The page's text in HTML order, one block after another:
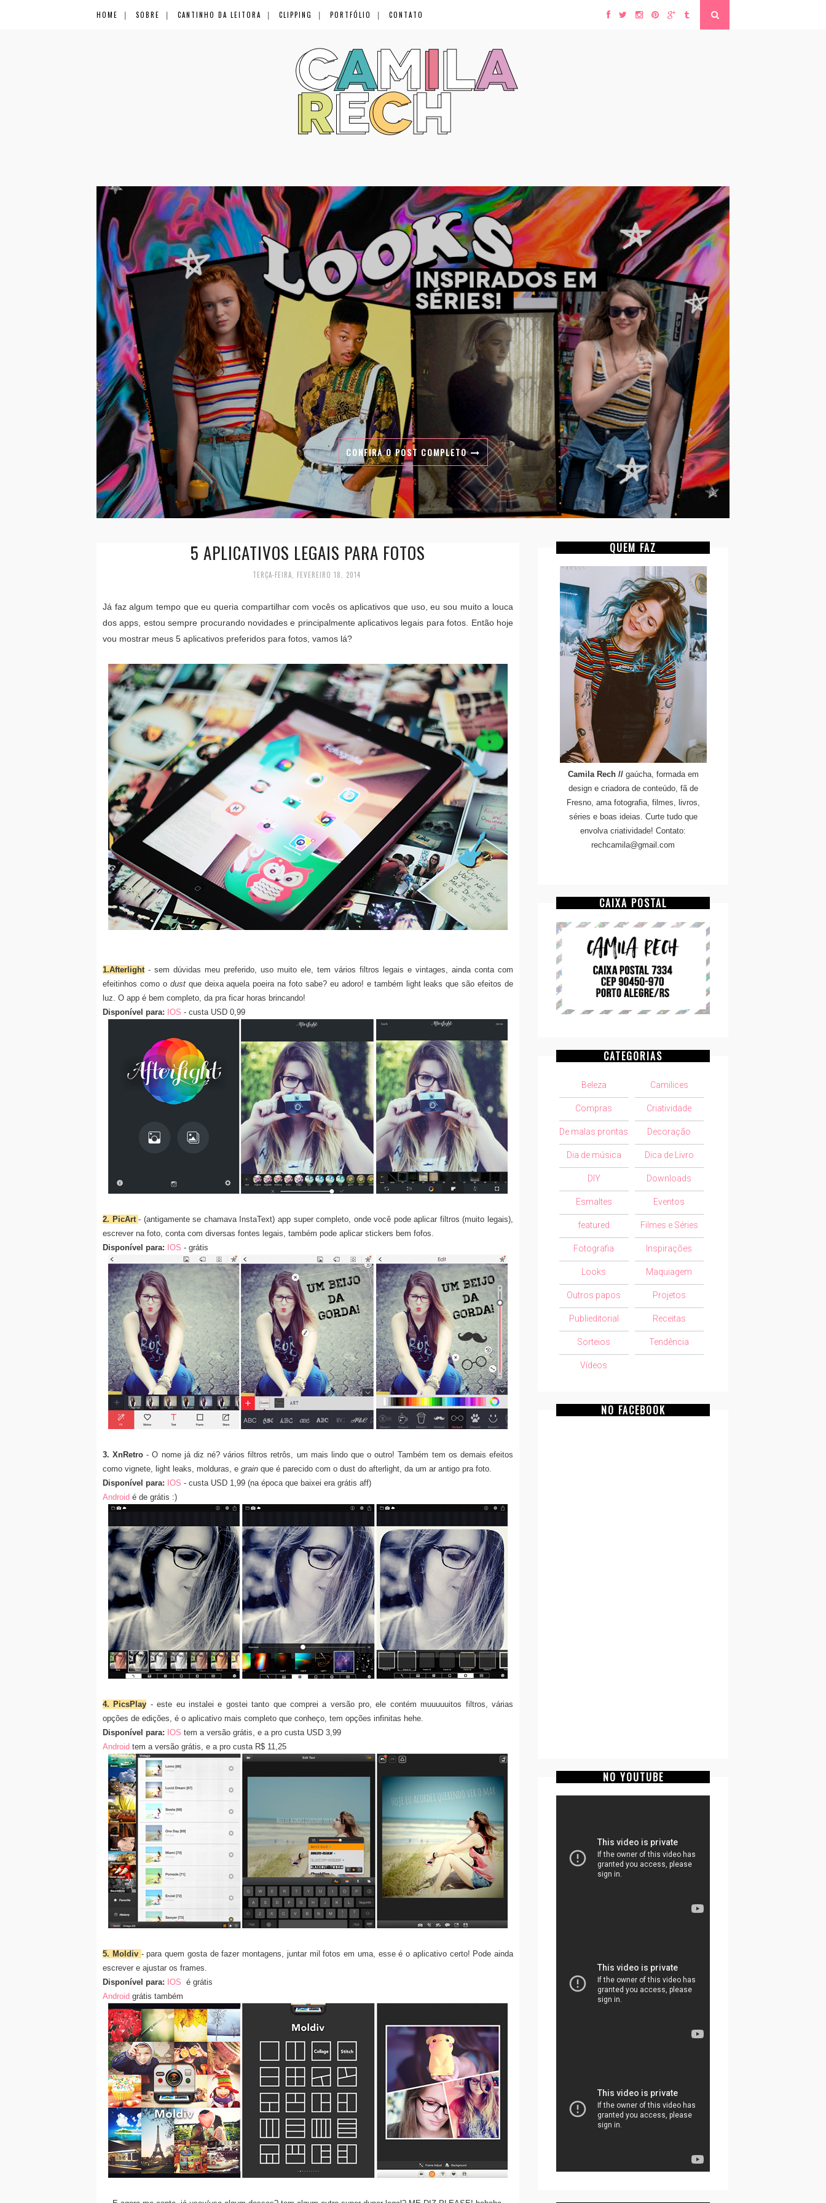
HOME SOBRE CANTINHO DA LEITORA CLIPPING PORTFÓLIO CONTATO
CONFIRA O POST COMPLETO
5 APLICATIVOS LEGAIS PARA FOTOS
TERÇA-FEIRA, FEVEREIRO 18, 2014
Já faz algum tempo que eu queria compartilhar com vocês os aplicativos que uso, eu sou muito a louca
dos apps, estou sempre procurando novidades e principalmente aplicativos legais para fotos. Então hoje
vou mostrar meus 5 aplicativos preferidos para fotos, vamos lá?
1.Afterlight - sem dúvidas meu preferido, uso muito ele, tem vários filtros legais e vintages, ainda conta com
efeitinhos como o dust que deixa aquela poeira na foto sabe? eu adoro! e também light leaks que são efeitos de
luz. O app é bem completo, da pra ficar horas brincando!
Disponível para: IOS - custa USD 0,99
2. PicArt- (antigamente se chamava InstaText) app super completo, onde você pode aplicar filtros (muito legais),
escrever na foto, conta com diversas fontes legais, também pode aplicar stickers bem fofos.
Disponível para: IOS - grátis
3. XnRetro - O nome já diz né? vários filtros retrôs, um mais lindo que o outro! Também tem os demais efeitos
como vignete, light leaks, molduras, e grain que é parecido com o dust do afterlight, da um ar antigo pra foto.
Disponível para: IOS - custa USD 1,99 (na época que baixei era grátis aff)
Android é de grátis :)
4. PicsPlay - este eu instalei e gostei tanto que comprei a versão pro, ele contém muuuuuitos filtros, várias
opções de edições, é o aplicativo mais completo que conheço, tem opções infinitas hehe.
Disponível para: IOS tem a versão grátis, e a pro custa USD 3,99
Android tem a versão grátis, e a pro custa R$ 11,25
5. Moldiv - para quem gosta de fazer montagens, juntar mil fotos em uma, esse é o aplicativo certo! Pode ainda
escrever e ajustar os frames.
Disponível para: IOS é grátis
Android grátis também
QUEM FAZ
Camila Rech // gaúcha, formada em
design e criadora de conteúdo, fã de
Fresno, ama fotografia, filmes, livros,
séries e boas ideias. Curte tudo que
envolva criatividade! Contato:
rechcamila@gmail.com
CAIXA POSTAL
CATEGORIAS
Beleza Camilices
Compras Criatividade
De malas prontas Decoração
Dia de música Dica de Livro
DIY Downloads
Esmaltes Eventos
featured Filmes e Séries
Fotografia Inspirações
Looks Maquiagem
Outros papos Projetos
Publieditorial Receitas
Sorteios Tendência
Vídeos
NO FACEBOOK
NO YOUTUBE